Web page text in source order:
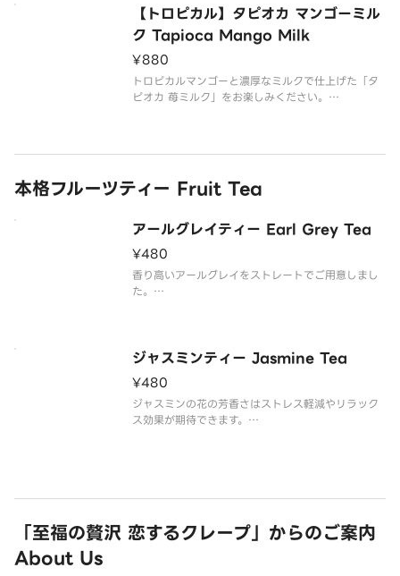
ちタピオカを使用しております。
メモ欄に記載された内容については対応出来かねま
すのでご注意ください。
※甘さの調
【トロピカル】タピオカ マンゴーミル
ク Tapioca Mango Milk
¥880
トロピカルマンゴーと濃厚なミルクで仕上げた「タ
ピオカ 苺ミルク」をお楽しみください。
すのでご注意ください。
※甘さの調整は出来かねま
本格フルーツティー Fruit Tea
アールグレイティー Earl Grey Tea
¥480
香り高いアールグレイをストレートでご用意しまし
た。
※氷入りでご提供致します。
好味茶房 Our Tea
タピオカと好きな時間。
ジャスミンティー Jasmine Tea
¥480
ジャスミンの花の芳香さはストレス軽減やリラック
ス効果が期待できます。
タピオカと好きな時間。
「至福の贅沢 恋するクレープ」からのご案内
About Us